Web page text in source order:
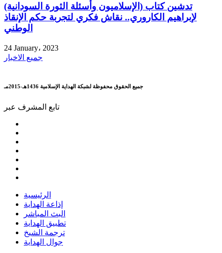
تدشين كتاب (الإسلاميون وأسئلة الثورة السودانية)
لإبراهيم الكاروري.. نقاش فكري لتجربة حكم الإنقاذ
الوطني
24 January، 2023
جميع الاخبار
جميع الحقوق محفوظة لشبكة الهداية الإسلامية 1436هـ-2015مـ
تابع المشرف عبر
الرئيسية
إذاعة الهداية
البث المباشر
تطبيق الهداية
ترجمة الشيخ
جوال الهداية